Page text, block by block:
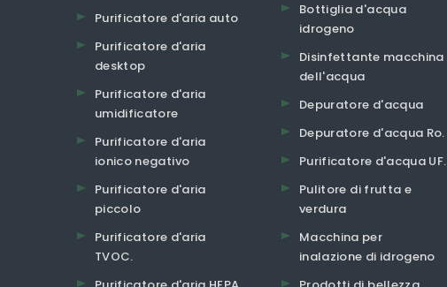
Purificatore d'aria auto
Purificatore d'aria
desktop
Purificatore d'aria
umidificatore
Purificatore d'aria
ionico negativo
Purificatore d'aria
piccolo
Purificatore d'aria
TVOC.
Bottiglia d'acqua
idrogeno
Disinfettante macchina
dell'acqua
Depuratore d'acqua
Depuratore d'acqua Ro.
Purificatore d'acqua UF.
Pulitore di frutta e
verdura
Macchina per
inalazione di idrogeno